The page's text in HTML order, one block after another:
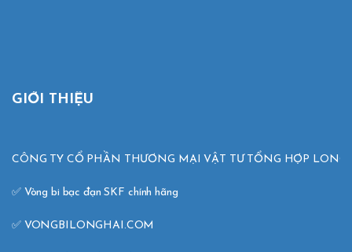
GIỚI THIỆU
CÔNG TY CỔ PHẦN THƯƠNG MẠI VẬT TƯ TỔNG HỢP LONG
✅ Vòng bi bạc đạn SKF chính hãng
✅ VONGBILONGHAI.COM